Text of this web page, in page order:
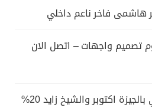
هاشمى فاخر ناعم داخلي
تصميم واجهات – اتصل الان
شركة تركيب حجر هاشمي بالجيزة اكتوبر والشيخ زايد 20%